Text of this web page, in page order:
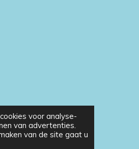
voor analyse-
van advertenties.
van de site gaat u